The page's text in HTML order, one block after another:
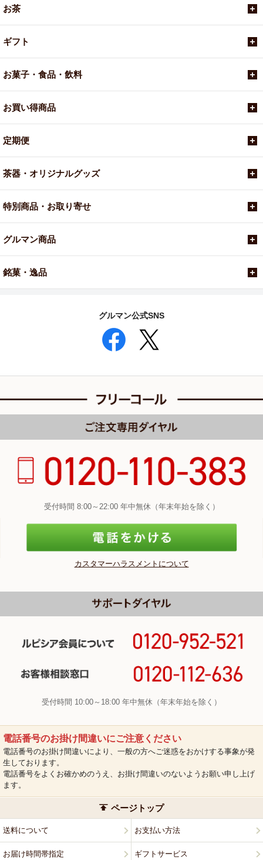
お茶
ギフト
お菓子・食品・飲料
お買い得商品
定期便
茶器・オリジナルグッズ
特別商品・お取り寄せ
グルマン商品
銘菓・逸品
グルマン公式SNS
受付時間 8:00～22:00 年中無休（年末年始を除く）
カスタマーハラスメントについて
受付時間 10:00～18:00 年中無休（年末年始を除く）
電話番号のお掛け間違いにご注意ください
電話番号のお掛け間違いにより、一般の方へご迷惑をおかけする事象が発
生しております。
電話番号をよくお確かめのうえ、お掛け間違いのないようお願い申し上げ
ます。
ページトップ
送料について お支払い方法
お届け時間帯指定 ギフトサービス